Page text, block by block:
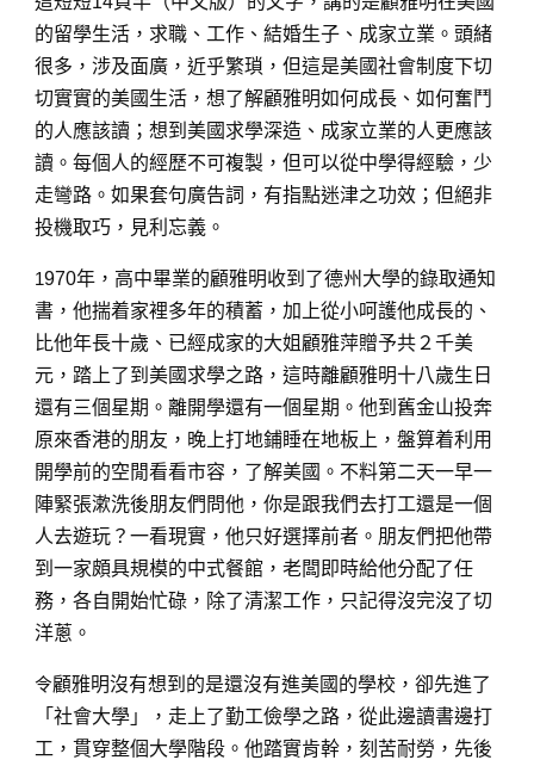
的留學生活，求職、工作、結婚生子、成家立業。頭緒
很多，涉及面廣，近乎繁瑣，但這是美國社會制度下切
切實實的美國生活，想了解顧雅明如何成長、如何奮鬥
的人應該讀；想到美國求學深造、成家立業的人更應該
讀。每個人的經歷不可複製，但可以從中學得經驗，少
走彎路。如果套句廣告詞，有指點迷津之功效；但絕非
投機取巧，見利忘義。
1970年，高中畢業的顧雅明收到了德州大學的錄取通知
書，他揣着家裡多年的積蓄，加上從小呵護他成長的、
比他年長十歲、已經成家的大姐顧雅萍贈予共２千美
元，踏上了到美國求學之路，這時離顧雅明十八歲生日
還有三個星期。離開學還有一個星期。他到舊金山投奔
原來香港的朋友，晚上打地鋪睡在地板上，盤算着利用
開學前的空閒看看市容，了解美國。不料第二天一早一
陣緊張漱洗後朋友們問他，你是跟我們去打工還是一個
人去遊玩？一看現實，他只好選擇前者。朋友們把他帶
到一家頗具規模的中式餐館，老闆即時給他分配了任
務，各自開始忙碌，除了清潔工作，只記得沒完沒了切
洋蔥。
令顧雅明沒有想到的是還沒有進美國的學校，卻先進了
「社會大學」，走上了勤工儉學之路，從此邊讀書邊打
工，貫穿整個大學階段。他踏實肯幹，刻苦耐勞，先後